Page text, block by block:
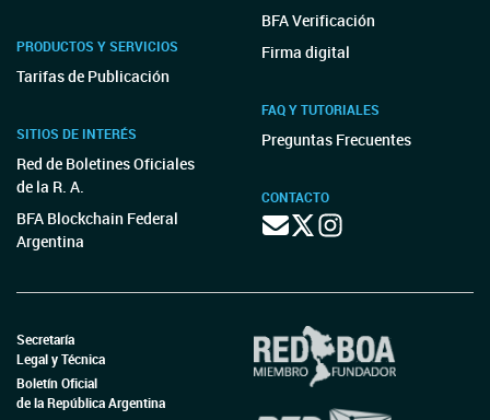
PRODUCTOS Y SERVICIOS
Tarifas de Publicación
SITIOS DE INTERÉS
Red de Boletines Oficiales
de la R. A.
BFA Blockchain Federal
Argentina
BFA Verificación
Firma digital
FAQ Y TUTORIALES
Preguntas Frecuentes
CONTACTO
Secretaría
Legal y Técnica
Boletín Oficial
de la República Argentina